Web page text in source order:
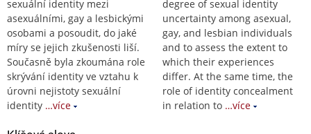
sexuální identity mezi
asexuálními, gay a lesbickými
osobami a posoudit, do jaké
míry se jejich zkušenosti liší.
Současně byla zkoumána role
skrývání identity ve vztahu k
úrovni nejistoty sexuální
identity …více
degree of sexual identity
uncertainty among asexual,
gay, and lesbian individuals
and to assess the extent to
which their experiences
differ. At the same time, the
role of identity concealment
in relation to …více